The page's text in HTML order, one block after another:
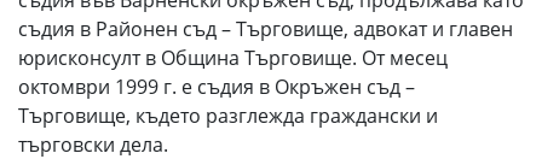
съдия в Районен съд – Търговище, адвокат и главен
юрисконсулт в Община Търговище. От месец
октомври 1999 г. е съдия в Окръжен съд –
Търговище, където разглежда граждански и
търговски дела.